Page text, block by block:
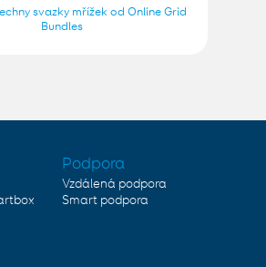
svazky mřížek od Online Grid
Bundles
Podpora
Vzdálená podpora
Smart podpora